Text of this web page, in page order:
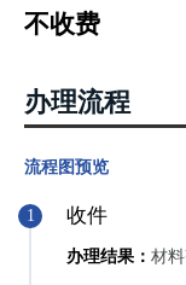
不收费
办理流程
流程图预览
1 收件
办理结果： 材